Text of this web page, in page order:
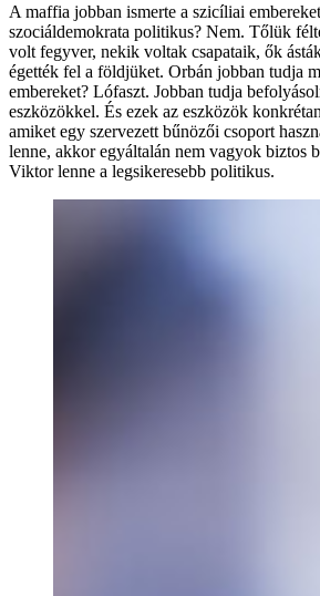
A maffia jobban ismerte a szicíliai
szociáldemokrata politikus? Nem. Tőlük
volt fegyver, nekik voltak csapataik, ők
égették fel a földjüket. Orbán jobban tudja
embereket? Lófaszt. Jobban tudja
eszközökkel. És ezek az eszközök
amiket egy szervezett bűnözői csoport
lenne, akkor egyáltalán nem vagyok biztos
Viktor lenne a legsikeresebb politikus.